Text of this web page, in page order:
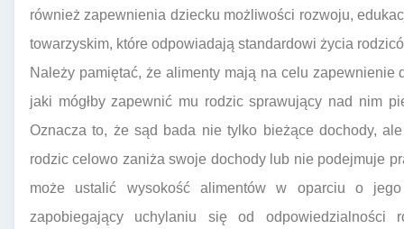
również zapewnienia dziecku możliwości rozwoju,
towarzyskim, które odpowiadają standardowi życia
Należy pamiętać, że alimenty mają na celu
jaki mógłby zapewnić mu rodzic sprawujący nad nim
Oznacza to, że sąd bada nie tylko bieżące dochody,
rodzic celowo zaniża swoje dochody lub nie podejmuje
może ustalić wysokość alimentów w oparciu o
zapobiegający uchylaniu się od odpowiedzialności